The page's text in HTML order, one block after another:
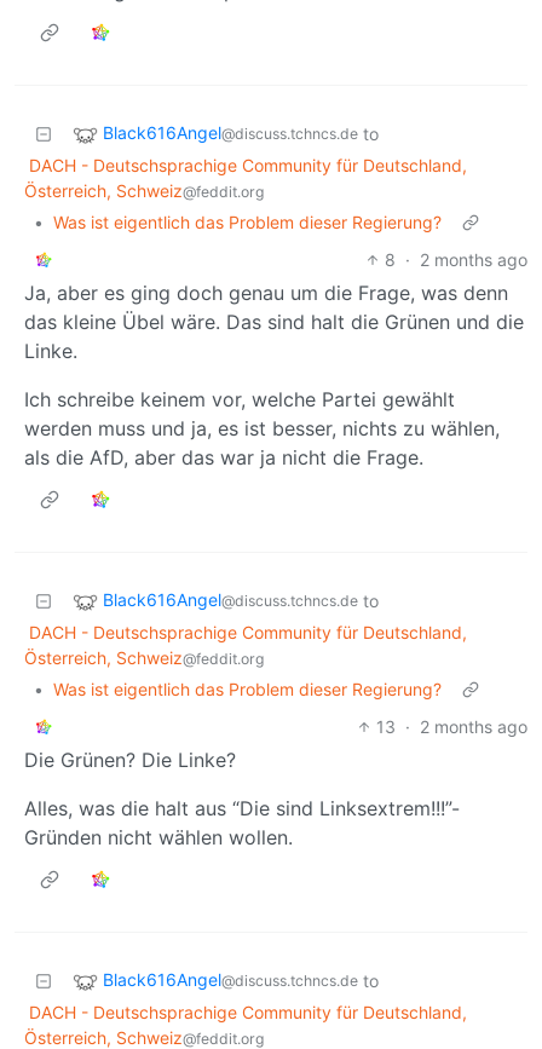
Black616Angel@discuss.tchncs.de to
DACH - Deutschsprachige Community für Deutschland,
Österreich, Schweiz@feddit.org
• Was ist eigentlich das Problem dieser Regierung?
8 · 2 months ago
Ja, aber es ging doch genau um die Frage, was denn
das kleine Übel wäre. Das sind halt die Grünen und die
Linke.
Ich schreibe keinem vor, welche Partei gewählt
werden muss und ja, es ist besser, nichts zu wählen,
als die AfD, aber das war ja nicht die Frage.
Black616Angel@discuss.tchncs.de to
DACH - Deutschsprachige Community für Deutschland,
Österreich, Schweiz@feddit.org
• Was ist eigentlich das Problem dieser Regierung?
13 · 2 months ago
Die Grünen? Die Linke?
Alles, was die halt aus “Die sind Linksextrem!!!”-
Gründen nicht wählen wollen.
Black616Angel@discuss.tchncs.de to
DACH - Deutschsprachige Community für Deutschland,
Österreich, Schweiz@feddit.org